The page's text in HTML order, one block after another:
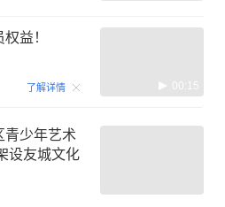
益！
了解详情 00:15
青少年艺术
设友城文化